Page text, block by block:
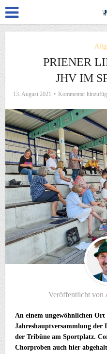
PRIENER
JHV IM
13. August 2021 Kommentar
Veröffentlicht von
An einem ungewöhnlichen Ort
Jahreshauptversammlung
der Tribüne am Sportplatz.
Chorproben auch hier